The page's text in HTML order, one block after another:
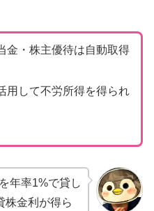
金・株主優待は自動取得
用して不労所得を得られ
年率1%で貸し
株金利が得ら